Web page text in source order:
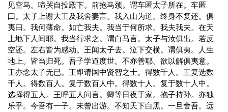
见空马。啼哭自投殿下。前抱马颈。谓车匿太子所在。车匿
曰。太子上谢大王及我舍妻言。我入山为道。终身不复还。俱
夷曰。我何薄命。如亡我夫。我当于何所求。我夫我夫。在天
上地下人间耶。我当行求之。谓白马言。太子与汝俱出。若反
空还。左右皆为感动。王闻太子去。泣下交横。谓俱夷。人生
地上。皆当归死。吾子学道度世。不亦善耶。欲以解俱夷意。
王亦念太子无已。王即请国中贤智之士。得数千人。王复选数
千人。得数百人。复于数百人中。得数十人。复于数十人中。
选择得五人。王呼五人问言。卿等日夜于家。抱子持孙。亦独
乐乎。今吾有一子。未曾出游。不知天下白黑。一旦舍吾。远